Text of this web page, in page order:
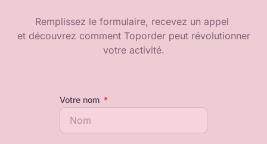
Remplissez le formulaire, recevez un appel
et découvrez comment Toporder peut révolutionner
votre activité.
Votre nom